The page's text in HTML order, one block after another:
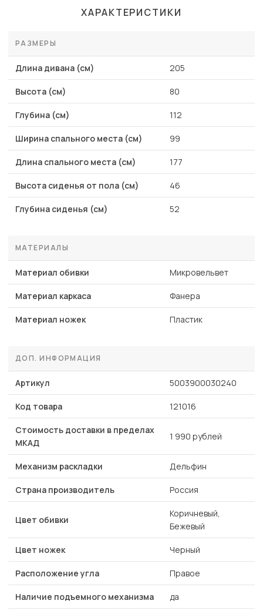
ХАРАКТЕРИСТИКИ
РАЗМЕРЫ
Длина дивана (см) 205
Высота (см) 80
Глубина (см) 112
Ширина спального места (см) 99
Длина спального места (см) 177
Высота сиденья от пола (см) 46
Глубина сиденья (см) 52
МАТЕРИАЛЫ
Материал обивки Микровельвет
Материал каркаса Фанера
Материал ножек Пластик
ДОП. ИНФОРМАЦИЯ
Артикул 5003900030240
Код товара 121016
Стоимость доставки в пределах
МКАД
1 990 рублей
Механизм раскладки Дельфин
Страна производитель Россия
Цвет обивки
Коричневый,
Бежевый
Цвет ножек Черный
Расположение угла Правое
Наличие подъемного механизма да